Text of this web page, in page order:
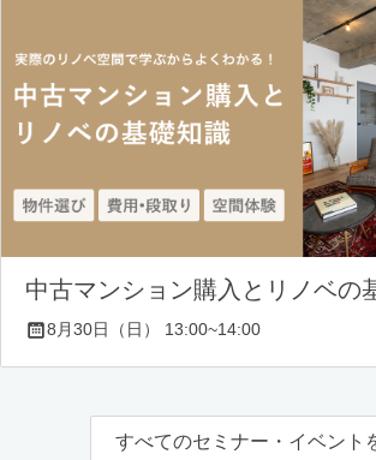
中古マンション購入とリノベの
8月30日（日） 13:00~14:00
すべてのセミナー・イベント